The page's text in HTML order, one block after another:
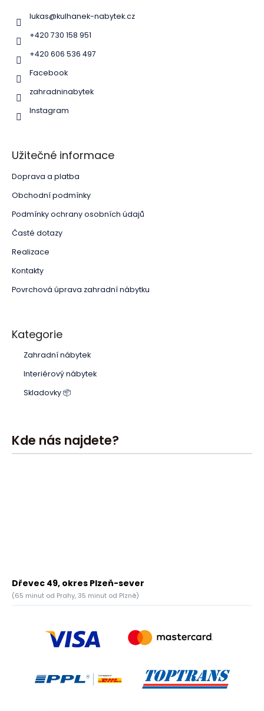
lukas@kulhanek-nabytek.cz
+420 730 158 951
+420 606 536 497
Facebook
zahradninabytek
Instagram
Užitečné informace
Doprava a platba
Obchodní podmínky
Podmínky ochrany osobních údajů
Časté dotazy
Realizace
Kontakty
Povrchová úprava zahradní nábytku
Kategorie
Zahradní nábytek
Interiérový nábytek
Skladovky 📦
Kde nás najdete?
Dřevec 49, okres Plzeň-sever
(65 minut od Prahy, 35 minut od Plzně)